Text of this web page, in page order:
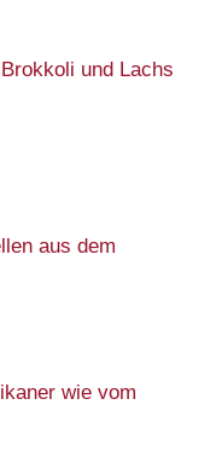
und Lachs
aus dem
wie vom